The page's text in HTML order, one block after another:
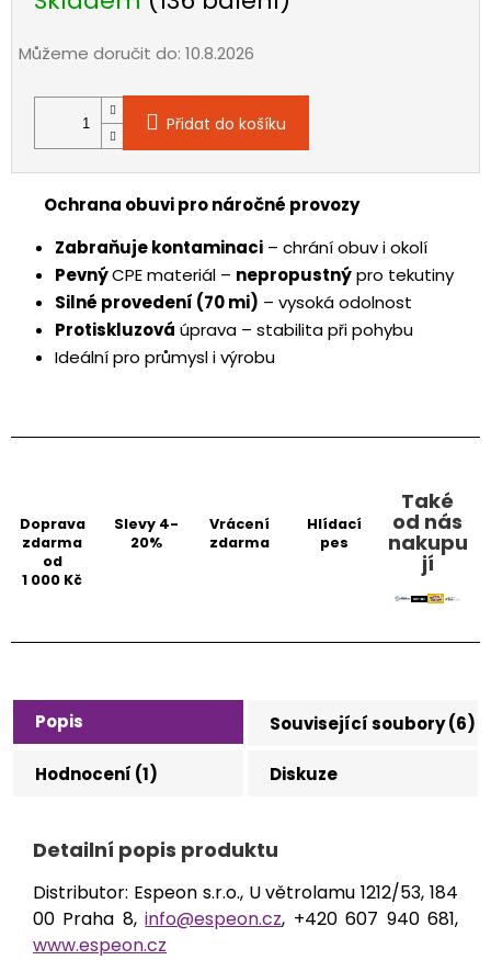
Můžeme doručit do: 10.8.2026
Přidat do košíku
Ochrana obuvi pro náročné provozy
Zabraňuje kontaminaci – chrání obuv i okolí
PevnýCPE materiál – nepropustnýpro tekutiny
Silné provedení (70 mi) – vysoká odolnost
Protiskluzová úprava – stabilita při pohybu
Ideální pro průmysl i výrobu
Doprava
zdarma
od
1 000 Kč
Slevy 4-
20%
Vrácení
zdarma
Hlídací
pes
Také
od nás
nakupu
jí
Popis Související soubory (6)
Hodnocení (1) Diskuze
Detailní popis produktu
Distributor: Espeon s.r.o., U větrolamu 1212/53, 184
00 Praha 8,info@espeon.cz, +420 607 940 681,
www.espeon.cz